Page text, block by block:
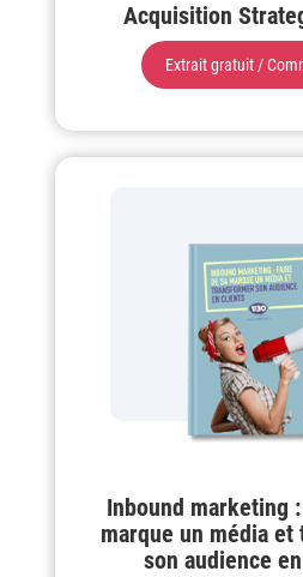
Acquisition
Extrait gratuit /
Inbound marketing
marque un média
son audience